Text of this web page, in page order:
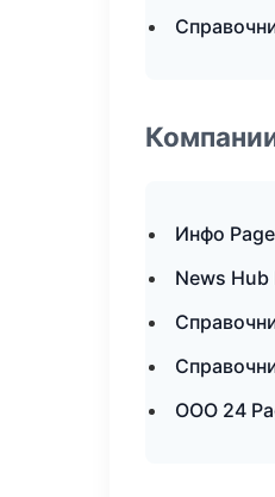
Инфо
News
ООО 24